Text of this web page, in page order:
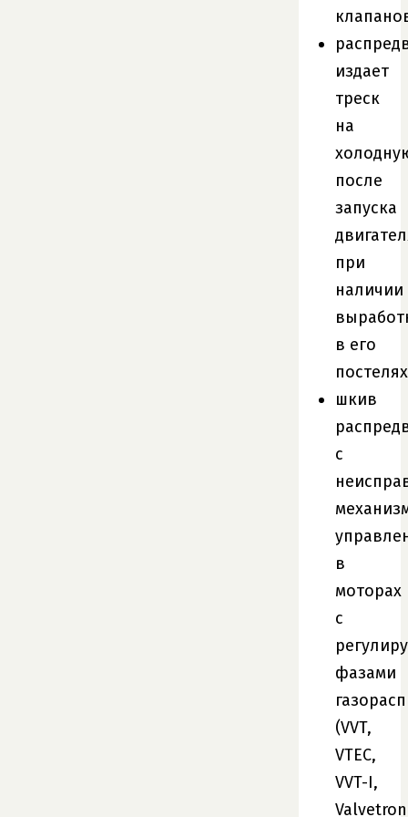
издает
треск
на
после
запуска
при
наличии
в его
шкив
с
в
моторах
с
фазами
(VVT,
VTEC,
VVT-I,